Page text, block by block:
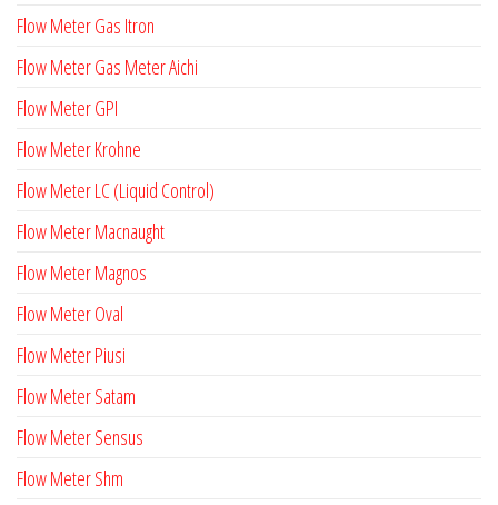
Flow Meter Gas Itron
Flow Meter Gas Meter Aichi
Flow Meter GPI
Flow Meter Krohne
Flow Meter LC (Liquid Control)
Flow Meter Macnaught
Flow Meter Magnos
Flow Meter Oval
Flow Meter Piusi
Flow Meter Satam
Flow Meter Sensus
Flow Meter Shm